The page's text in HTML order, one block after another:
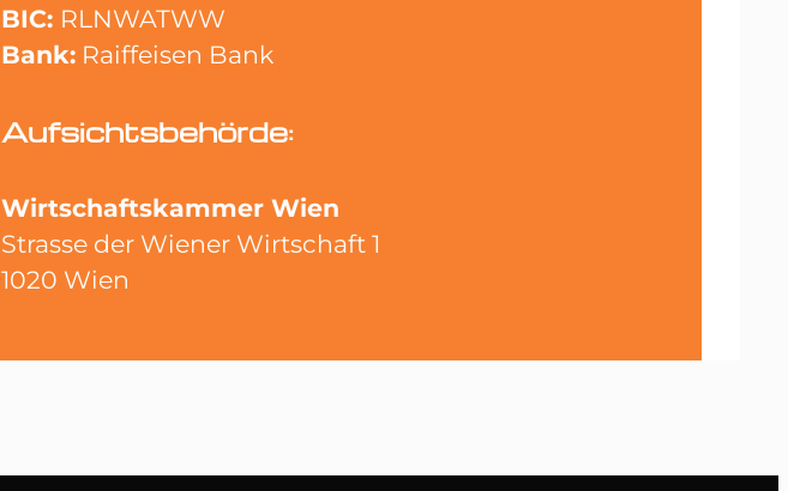
BIC: RLNWATWW
Bank:Raiffeisen Bank
Aufsichtsbehörde:
Wirtschaftskammer Wien
Strasse der Wiener Wirtschaft 1
1020 Wien